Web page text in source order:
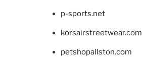
p-sports.net
korsairstreetwear.com
petshopallston.com